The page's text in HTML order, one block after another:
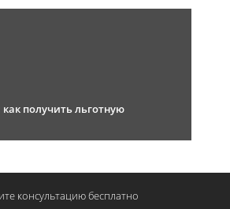
как получить льготную
консультациюбесплатно